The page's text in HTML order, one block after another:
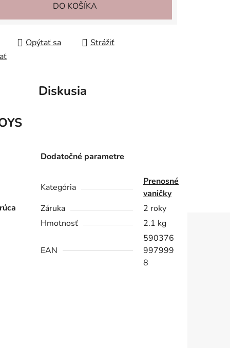
DO KOŠÍKA
Opýtať sa
Strážiť
Diskusia
Dodatočné parametre
Kategória
Prenosné
vaničky
Záruka
2 roky
Hmotnosť
2.1 kg
EAN
590376
997999
8